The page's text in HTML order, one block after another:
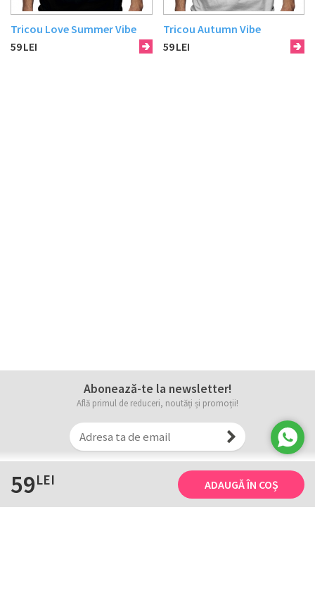
59LEI ADAUGĂ ÎN COȘ
Tricou Love Summer Vibe
59LEI
Tricou Autumn Vibe
59LEI
Abonează-te la newsletter!
Află primul de reduceri, noutăți și promoții!
Tricourile noastre